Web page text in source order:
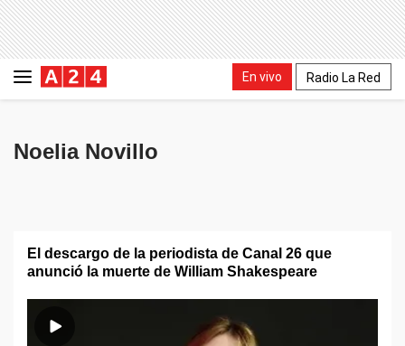
En vivo Radio La Red
Noelia Novillo
El descargo de la periodista de Canal 26 que
anunció la muerte de William Shakespeare